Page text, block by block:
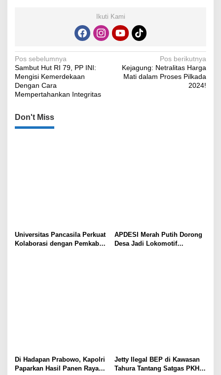
Ikuti Kami
Navigasi
pos
Pos sebelumnya
Sambut Hut RI 79, PP INI:
Mengisi Kemerdekaan
Dengan Cara
Mempertahankan Integritas
Pos berikutnya
Kejagung: Netralitas Harga
Mati dalam Proses Pilkada
2024!
Don't Miss
Universitas Pancasila Perkuat
Kolaborasi dengan Pemkab
APDESI Merah Putih Dorong
Desa Jadi Lokomotif
Di Hadapan Prabowo, Kapolri
Paparkan Hasil Panen Raya
Jetty Ilegal BEP di Kawasan
Tahura Tantang Satgas PKH,